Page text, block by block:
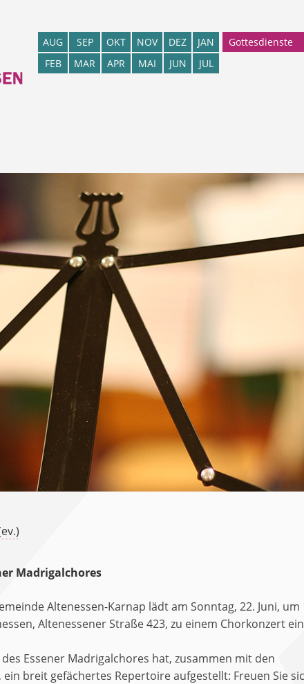
AUG SEP OKT NOV DEZ
JAN
FEB
MAR APR MAI JUN JUL
Gottesdienste
Madrigalchores
Altenessen-Karnap lädt am Sonntag, 22. Juni, um
Altenessener Straße 423, zu einem Chorkonzert
Essener Madrigalchores hat, zusammen mit den
breit gefächertes Repertoire aufgestellt: Freuen Sie